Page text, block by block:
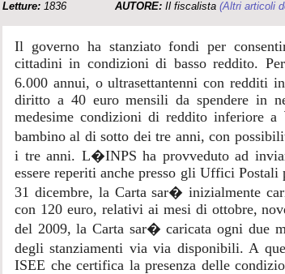
Letture: 1836 AUTORE: Il fiscalista (Altri articoli
Il governo ha stanziato fondi per
cittadini in condizioni di basso reddito.
6.000 annui, o ultrasettantenni con redditi
diritto a 40 euro mensili da spendere in
medesime condizioni di reddito inferiore
bambino al di sotto dei tre anni, con
i tre anni. L�INPS ha provveduto ad
essere reperiti anche presso gli Uffici
31 dicembre, la Carta sar� inizialmente
con 120 euro, relativi ai mesi di ottobre,
del 2009, la Carta sar� caricata ogni due
degli stanziamenti via via disponibili. A
ISEE che certifica la presenza delle